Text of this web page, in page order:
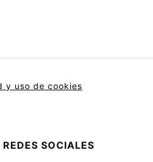
y uso de cookies
SOCIALES